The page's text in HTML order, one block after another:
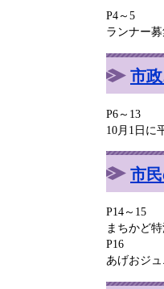
P4～5
ランナー
市
P6～13
10月1日に
市
P14～15
まちかど
P16
あげおジ